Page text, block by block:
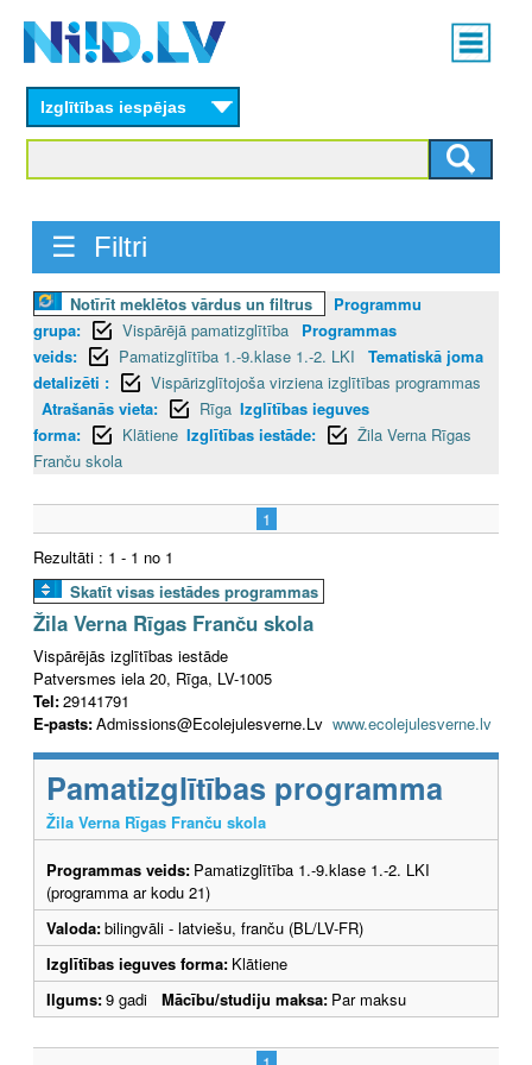
content
Main
menu
Izglītības iespējas
☰ Filtri
Notīrīt meklētos vārdus un filtrus
Programmu
grupa:
Vispārējā pamatizglītība
Programmas
veids:
Pamatizglītība 1.-9.klase 1.-2. LKI
Tematiskā joma
detalizēti :
Vispārizglītojoša virziena izglītības programmas
Atrašanās vieta:
Rīga Izglītības ieguves
forma:
Klātiene Izglītības iestāde:
Žila Verna Rīgas
Franču skola
1
Rezultāti : 1 - 1 no 1
Skatīt visas iestādes programmas
Žila Verna Rīgas Franču skola
Vispārējās izglītības iestāde
Patversmes iela 20, Rīga, LV-1005
Tel:29141791
E-pasts:Admissions@Ecolejulesverne.Lv www.ecolejulesverne.lv
Pamatizglītības programma
Žila Verna Rīgas Franču skola
Programmas veids: Pamatizglītība 1.-9.klase 1.-2. LKI
(programma ar kodu 21)
Valoda:bilingvāli - latviešu, franču (BL/LV-FR)
Izglītības ieguves forma: Klātiene
Ilgums:9 gadi Mācību/studiju maksa: Par maksu